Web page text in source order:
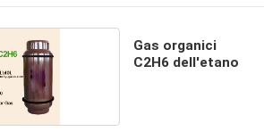
Gas organici
C2H6 dell'etano